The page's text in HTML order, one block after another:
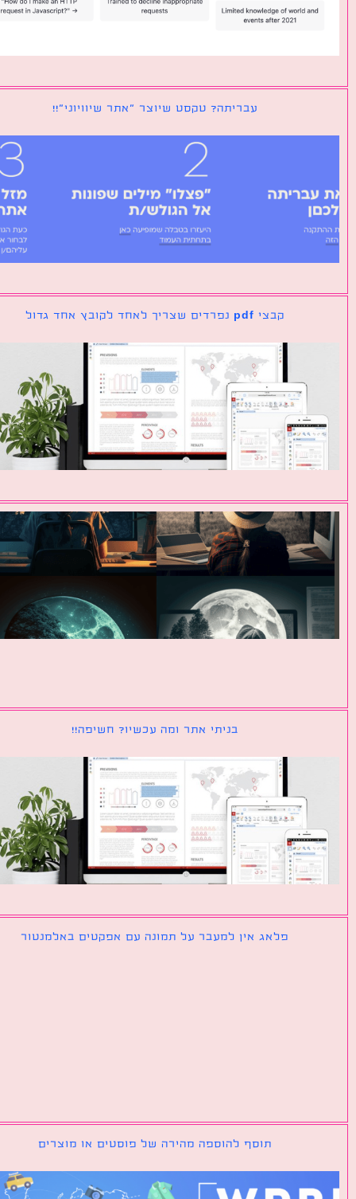
עבריתה? טקסט שיוצר ״אתר שיוויוני״!!
בניתי אתר ומה עכשיו? חשיפה!!
פלאג אין למעבר על תמונה עם אפקטים באלמנטור
תוסף להוספה מהירה של פוסטים או מוצרים